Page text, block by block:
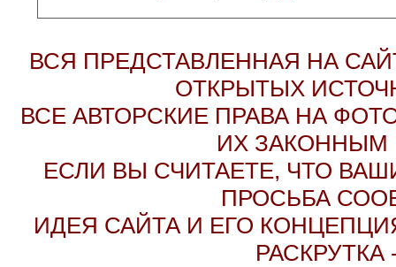
ВСЯ ПРЕДСТАВЛЕННАЯ НА
ОТКРЫТЫХ
ВСЕ АВТОРСКИЕ ПРАВА НА
ИХ ЗАКОННЫМ
ЕСЛИ ВЫ СЧИТАЕТЕ, ЧТО
ПРОСЬБА
ИДЕЯ САЙТА И ЕГО
РАСКРУТКА